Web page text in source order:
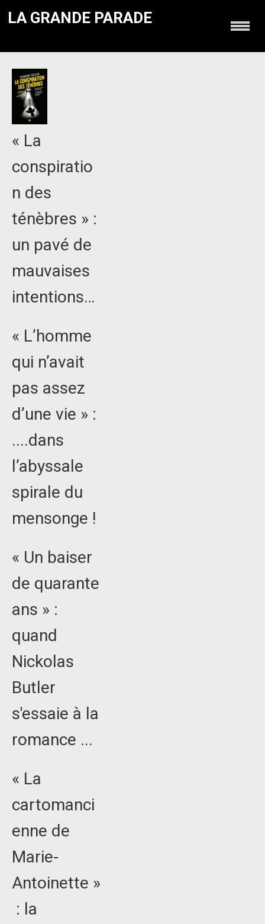
LA GRANDE PARADE
« La
conspiratio
n des
ténèbres » :
un pavé de
mauvaises
intentions…
« L’homme
qui n’avait
pas assez
d’une vie » :
....dans
l’abyssale
spirale du
mensonge !
« Un baiser
de quarante
ans » :
quand
Nickolas
Butler
s'essaie à la
romance ...
« La
cartomanci
enne de
Marie-
Antoinette »
: la